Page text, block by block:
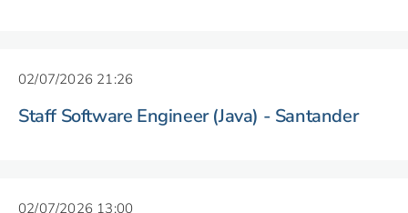
02/07/2026 21:26
Staff Software Engineer (Java) - Santander
02/07/2026 13:00